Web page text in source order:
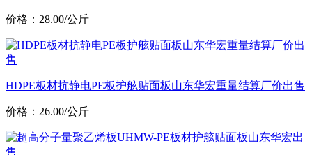
价格：28.00/公斤
HDPE板材抗静电PE板护舷贴面板山东华宏重量结算厂价出售
价格：26.00/公斤